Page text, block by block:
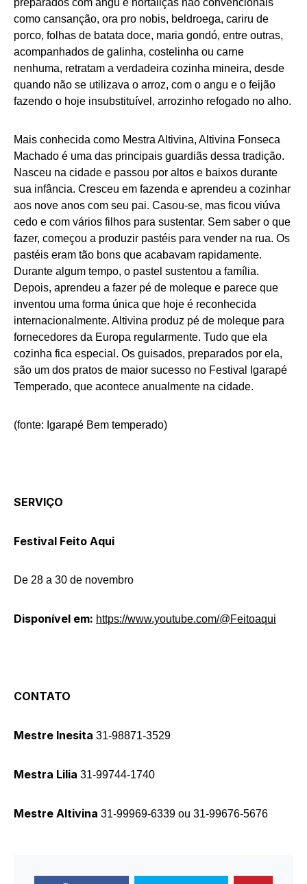
preparados com angu e hortaliças não convencionais
como cansanção, ora pro nobis, beldroega, cariru de
porco, folhas de batata doce, maria gondó, entre outras,
acompanhados de galinha, costelinha ou carne
nenhuma, retratam a verdadeira cozinha mineira, desde
quando não se utilizava o arroz, com o angu e o feijão
fazendo o hoje insubstituível, arrozinho refogado no alho.
Mais conhecida como Mestra Altivina, Altivina Fonseca
Machado é uma das principais guardiãs dessa tradição.
Nasceu na cidade e passou por altos e baixos durante
sua infância. Cresceu em fazenda e aprendeu a cozinhar
aos nove anos com seu pai. Casou-se, mas ficou viúva
cedo e com vários filhos para sustentar. Sem saber o que
fazer, começou a produzir pastéis para vender na rua. Os
pastéis eram tão bons que acabavam rapidamente.
Durante algum tempo, o pastel sustentou a família.
Depois, aprendeu a fazer pé de moleque e parece que
inventou uma forma única que hoje é reconhecida
internacionalmente. Altivina produz pé de moleque para
fornecedores da Europa regularmente. Tudo que ela
cozinha fica especial. Os guisados, preparados por ela,
são um dos pratos de maior sucesso no Festival Igarapé
Temperado, que acontece anualmente na cidade.
(fonte: Igarapé Bem temperado)
SERVIÇO
Festival Feito Aqui
De 28 a 30 de novembro
Disponível em: https://www.youtube.com/@Feitoaqui
CONTATO
Mestre Inesita 31-98871-3529
Mestra Lilia 31-99744-1740
Mestre Altivina 31-99969-6339 ou 31-99676-5676